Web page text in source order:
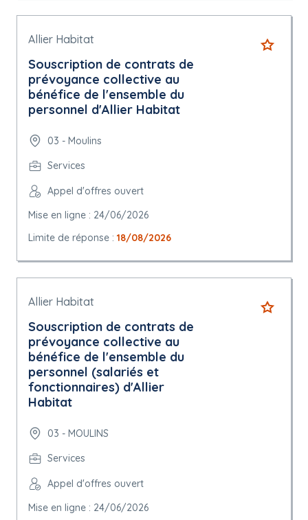
Allier Habitat
Souscription de contrats de
prévoyance collective au
bénéfice de l'ensemble du
personnel d'Allier Habitat
03 - Moulins
Services
Appel d'offres ouvert
Mise en ligne : 24/06/2026
Limite de réponse : 18/08/2026
Allier Habitat
Souscription de contrats de
prévoyance collective au
bénéfice de l'ensemble du
personnel (salariés et
fonctionnaires) d'Allier
Habitat
03 - MOULINS
Services
Appel d'offres ouvert
Mise en ligne : 24/06/2026